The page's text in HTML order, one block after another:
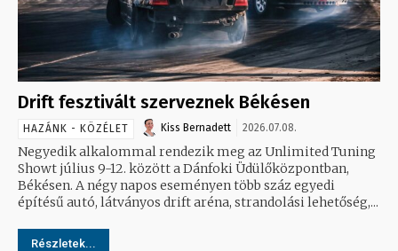
Drift fesztivált szerveznek Békésen
HAZÁNK - KÖZÉLET Kiss Bernadett 2026.07.08.
Negyedik alkalommal rendezik meg az Unlimited Tuning
Showt július 9-12. között a Dánfoki Üdülőközpontban,
Békésen. A négy napos eseményen több száz egyedi
építésű autó, látványos drift aréna, strandolási lehetőség,...
Részletek...